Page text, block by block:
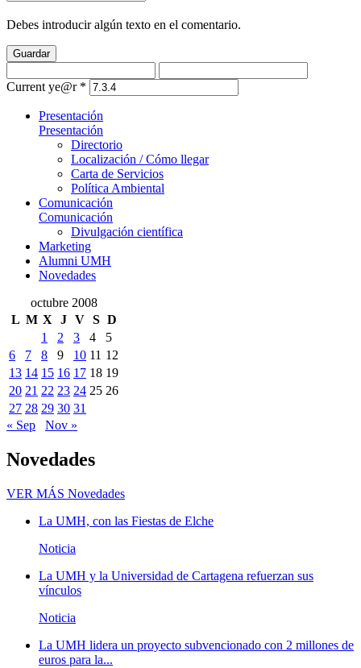
Debes introducir algún texto en el comentario.
Guardar
Current ye@r *
Presentación
Presentación
Directorio
Localización / Cómo llegar
Carta de Servicios
Política Ambiental
Comunicación
Comunicación
Divulgación científica
Marketing
Alumni UMH
Novedades
octubre 2008
L M X J V S D
1
2 3 4
5
6
7 8 9 10 11 12
13 14 15 16 17 18 19
20 21 22 23 24 25 26
27 28 29 30 31
« Sep
Nov »
Novedades
VER MÁS Novedades
La UMH, con las Fiestas de Elche
Noticia
La UMH y la Universidad de Cartagena refuerzan sus
vínculos
Noticia
La UMH lidera un proyecto subvencionado con 2 millones de
euros para la...